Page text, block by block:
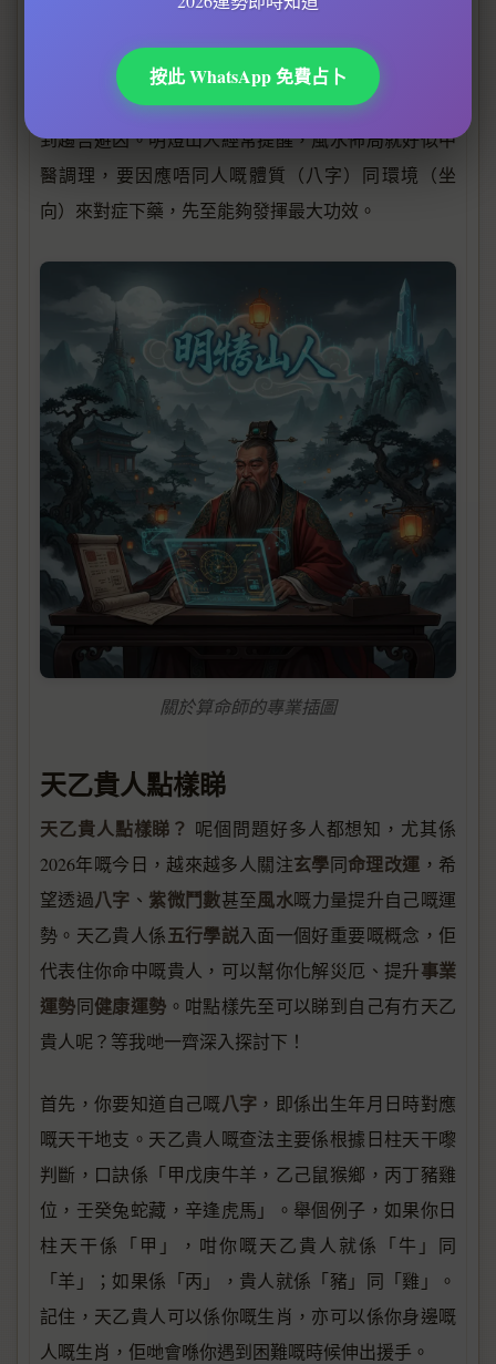
金多剋木影響健康。
總括來講，陽宅坐向風水秘訣唔係死板嘅公式，而係
要靈活運用五行、八卦同個人命理，先至能夠真正做
到趨吉避凶。明燈山人經常提醒，風水佈局就好似中
醫調理，要因應唔同人嘅體質（八字）同環境（坐
向）來對症下藥，先至能夠發揮最大功效。
關於算命師的專業插圖
天乙貴人點樣睇
天乙貴人點樣睇？ 呢個問題好多人都想知，尤其係
2026年嘅今日，越來越多人關注玄學同命理改運 ，希
望透過八字 、 紫微鬥數甚至風水嘅力量提升自己嘅運
勢。天乙貴人係五行學説入面一個好重要嘅概念，佢
代表住你命中嘅貴人，可以幫你化解災厄、提升事業
運勢同健康運勢 。咁點樣先至可以睇到自己有冇天乙
貴人呢？等我哋一齊深入探討下！
首先，你要知道自己嘅八字 ，即係出生年月日時對應
嘅天干地支。天乙貴人嘅查法主要係根據日柱天干嚟
判斷，口訣係「甲戊庚牛羊，乙己鼠猴鄉，丙丁豬雞
位，壬癸兔蛇藏，辛逢虎馬」。舉個例子，如果你日
柱天干係「甲」，咁你嘅天乙貴人就係「牛」同
「羊」；如果係「丙」，貴人就係「豬」同「雞」。
記住，天乙貴人可以係你嘅生肖，亦可以係你身邊嘅
人嘅生肖，佢哋會喺你遇到困難嘅時候伸出援手。
按此 WhatsApp 免費占卜